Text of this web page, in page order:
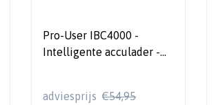
Pro-User IBC4000 -
Intelligente acculader -
adviesprijs €54,95